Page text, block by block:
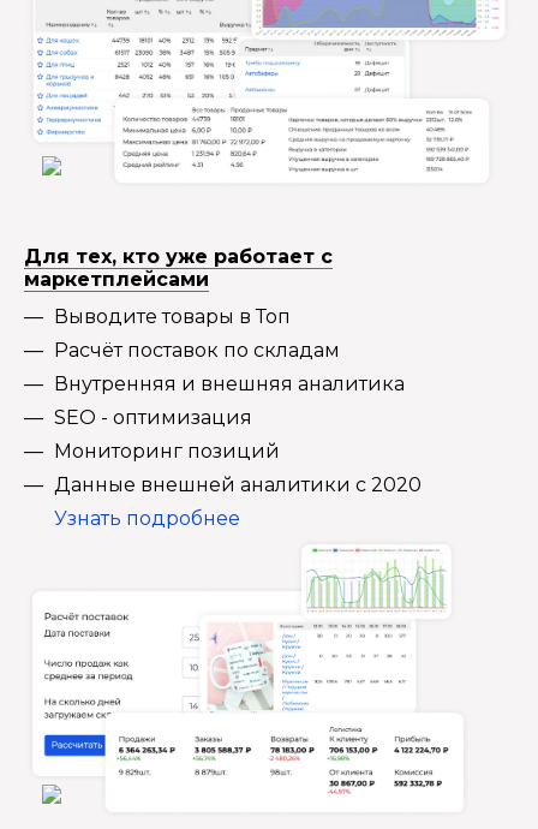
Для тех, кто уже работает с
маркетплейсами
Выводите товары в Топ
Расчёт поставок по складам
Внутренняя и внешняя аналитика
SEO - оптимизация
Мониторинг позиций
Данные внешней аналитики с 2020
Узнать подробнее